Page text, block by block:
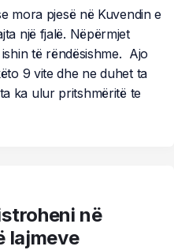
mora pjesë në Kuvendin e
një fjalë. Nëpërmjet
të rëndësishme. Ajo
9 vite dhe ne duhet ta
ka ulur pritshmëritë te
në
lajmeve